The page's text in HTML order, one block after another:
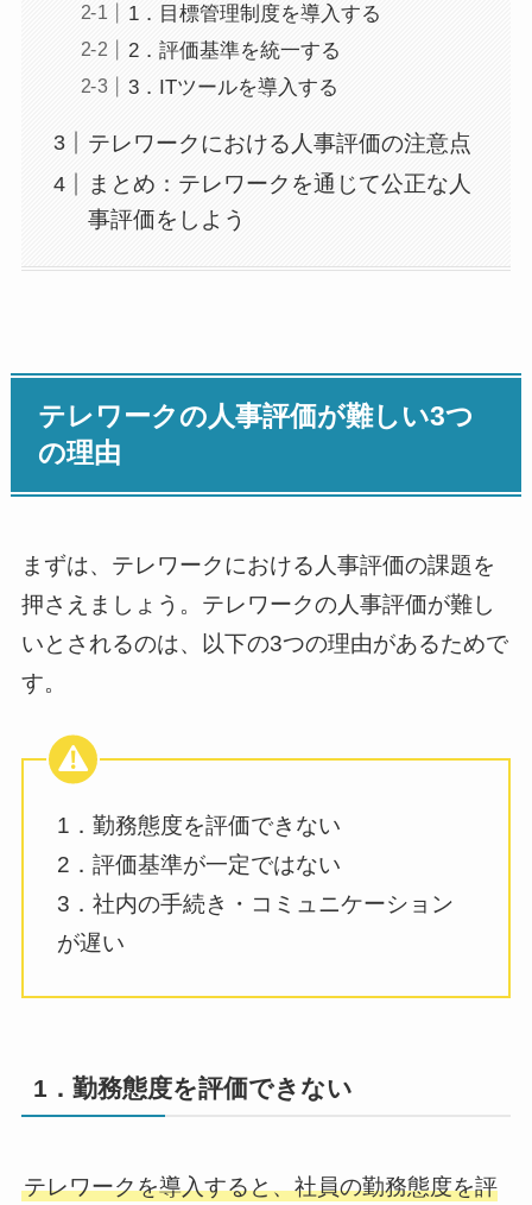
1．目標管理制度を導入する
2．評価基準を統一する
3．ITツールを導入する
テレワークにおける人事評価の注意点
まとめ：テレワークを通じて公正な人
事評価をしよう
テレワークの人事評価が難しい3つ
の理由
まずは、テレワークにおける人事評価の課題を
押さえましょう。テレワークの人事評価が難し
いとされるのは、以下の3つの理由があるためで
す。
1．勤務態度を評価できない
2．評価基準が一定ではない
3．社内の手続き・コミュニケーション
が遅い
1．勤務態度を評価できない
テレワークを導入すると、社員の勤務態度を評